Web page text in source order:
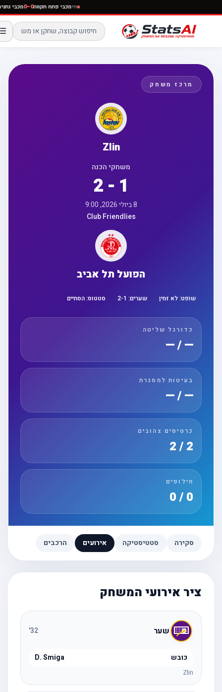
חימכבי פתח תקווה0–0 מכבי
☰
מרכז משחק
Zlin
משחקי הכנה
2 - 1
Club Friendlies
הפועל תל אביב
שופט:לא זמין שערים: 2 -1 סטטוס:הסתיים
כדורגל שליטה
— / —
בעיטות למסגרת
— / —
כרטיסים צהובים
חילופים
סקירה סטטיסטיקה אירועים הרכבים
ציר אירועי המשחק
שער 32
'
כובש D. Smiga
Zlin